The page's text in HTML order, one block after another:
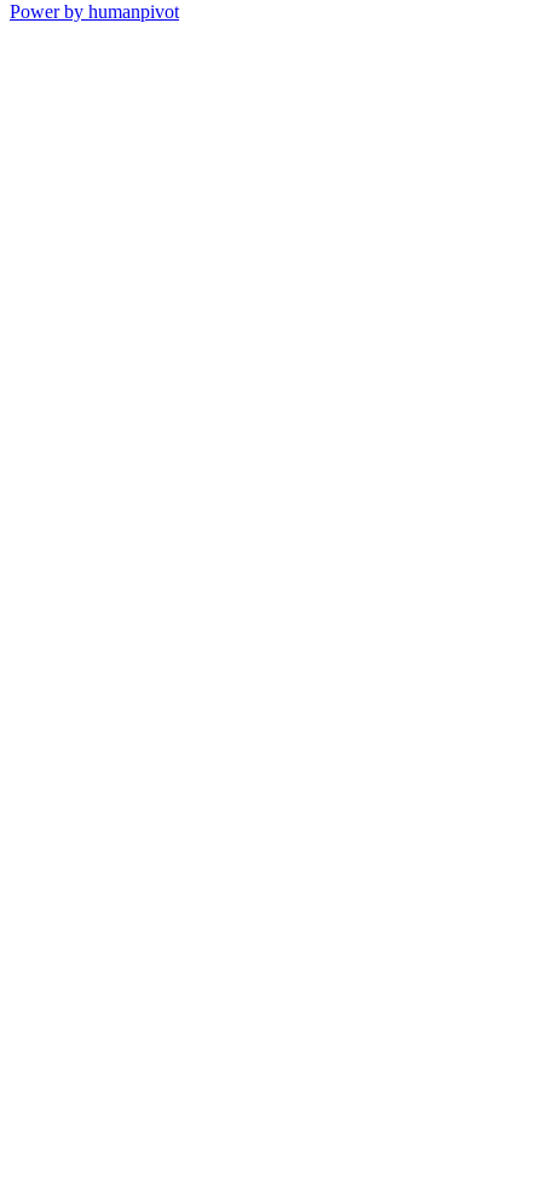
Power by humanpivot